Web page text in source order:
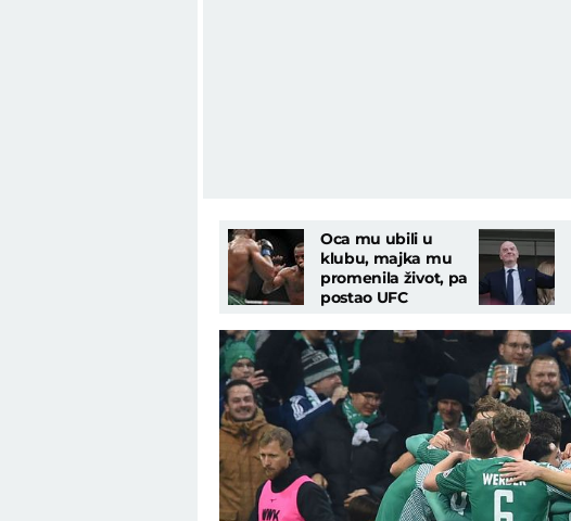
Oca mu ubili u
klubu, majka mu
promenila život, pa
postao UFC
čovek kog je
prozvao Uroš Medić?